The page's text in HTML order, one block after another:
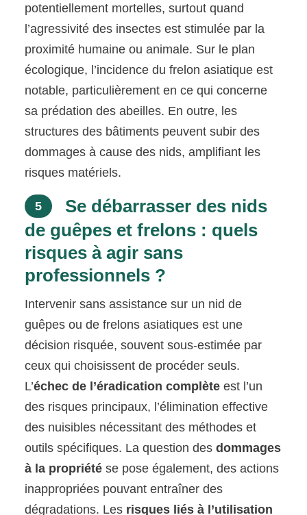
potentiellement mortelles, surtout quand
l’agressivité des insectes est stimulée par la
proximité humaine ou animale. Sur le plan
écologique, l’incidence du frelon asiatique est
notable, particulièrement en ce qui concerne
sa prédation des abeilles. En outre, les
structures des bâtiments peuvent subir des
dommages à cause des nids, amplifiant les
risques matériels.
5
Se débarrasser des nids
de guêpes et frelons : quels
risques à agir sans
professionnels ?
Intervenir sans assistance sur un nid de
guêpes ou de frelons asiatiques est une
décision risquée, souvent sous-estimée par
ceux qui choisissent de procéder seuls.
L’échec de l’éradication complète est l’un
des risques principaux, l’élimination effective
des nuisibles nécessitant des méthodes et
outils spécifiques. La question desdommages
à la propriété se pose également, des actions
inappropriées pouvant entraîner des
dégradations. Les risques liés à l’utilisation